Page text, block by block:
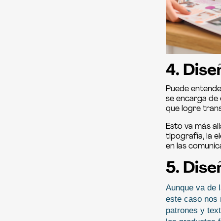
4.
Puede
se encarga de
que logre
Esto va más
tipografía, la
en las
5.
Aunque va de
este caso nos
patrones y